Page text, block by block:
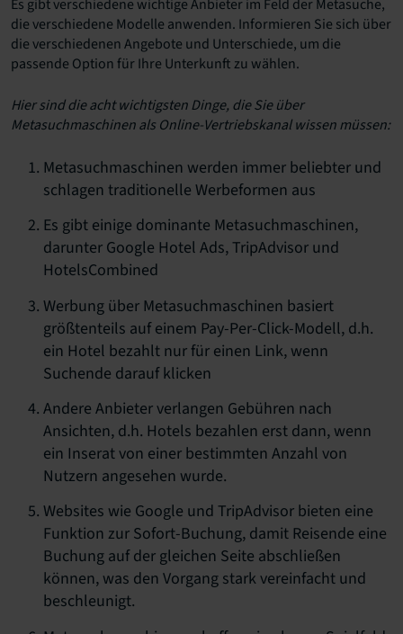
Es gibt verschiedene wichtige Anbieter im Feld der Metasuche,
die verschiedene Modelle anwenden. Informieren Sie sich über
die verschiedenen Angebote und Unterschiede, um die
passende Option für Ihre Unterkunft zu wählen.
Hier sind die acht wichtigsten Dinge, die Sie über
Metasuchmaschinen als Online-Vertriebskanal wissen müssen:
Metasuchmaschinen werden immer beliebter und
schlagen traditionelle Werbeformen aus
Es gibt einige dominante Metasuchmaschinen,
darunter Google Hotel Ads, TripAdvisor und
HotelsCombined
Werbung über Metasuchmaschinen basiert
größtenteils auf einem Pay-Per-Click-Modell, d.h.
ein Hotel bezahlt nur für einen Link, wenn
Suchende darauf klicken
Andere Anbieter verlangen Gebühren nach
Ansichten, d.h. Hotels bezahlen erst dann, wenn
ein Inserat von einer bestimmten Anzahl von
Nutzern angesehen wurde.
Websites wie Google und TripAdvisor bieten eine
Funktion zur Sofort-Buchung, damit Reisende eine
Buchung auf der gleichen Seite abschließen
können, was den Vorgang stark vereinfacht und
beschleunigt.